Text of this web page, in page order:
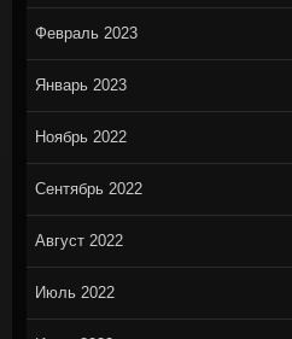
Февраль 2023
Январь 2023
Ноябрь 2022
Сентябрь 2022
Август 2022
Июль 2022